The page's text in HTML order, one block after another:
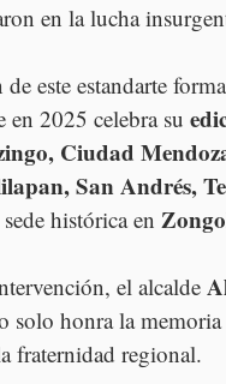
en la lucha
este estandarte
en 2025 celebra su
Ciudad
San Andrés,
histórica en
el alcalde
solo honra la
fraternidad regional.